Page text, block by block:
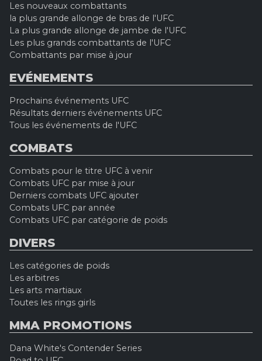
Les nouveaux combattants
la plus grande allonge de bras de l'UFC
La plus grande allonge de jambe de l'UFC
Les plus grands combattants de l'UFC
Combattants par mise à jour
EVÉNEMENTS
Prochains événements UFC
Résultats derniers événements UFC
Tous les événements de l'UFC
COMBATS
Combats pour le titre UFC à venir
Combats UFC par mise à jour
Derniers combats UFC ajouter
Combats UFC par année
Combats UFC par catégorie de poids
DIVERS
Les catégories de poids
Les arbitres
Les arts martiaux
Toutes les rings girls
MMA PROMOTIONS
Dana White's Contender Series